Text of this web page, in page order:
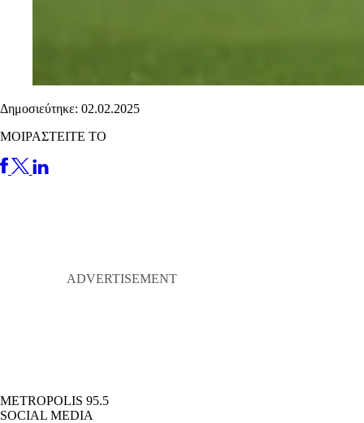
Δημοσιεύτηκε: 02.02.2025
ΜΟΙΡΑΣΤΕΙΤΕ ΤΟ
METROPOLIS 95.5
SOCIAL MEDIA